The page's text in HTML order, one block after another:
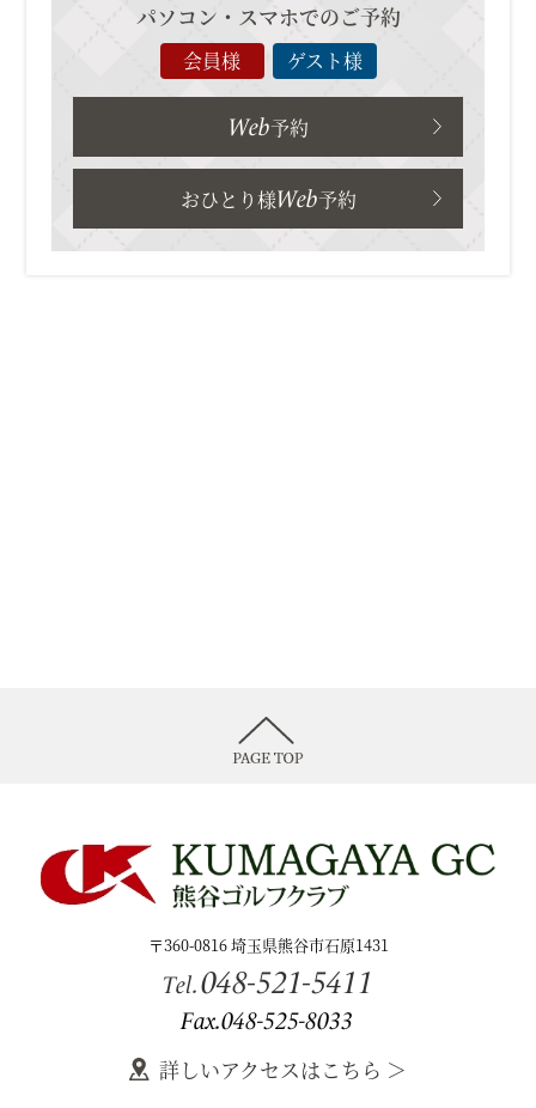
パソコン・スマホでのご予約
会員様 ゲスト様
Web予約
おひとり様Web予約
〒360-0816 埼玉県熊谷市石原1431
Tel.048-521-5411
Fax.048-525-8033
詳しいアクセスはこちら ＞